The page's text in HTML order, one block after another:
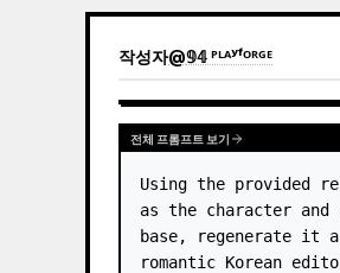
작성자@𝟡𝟜 ᴾᴸᴬʸᶠᴼᴿᴳᴱ
전체 프롬프트 보기
Using the provided
as the character and
base, regenerate it
romantic Korean